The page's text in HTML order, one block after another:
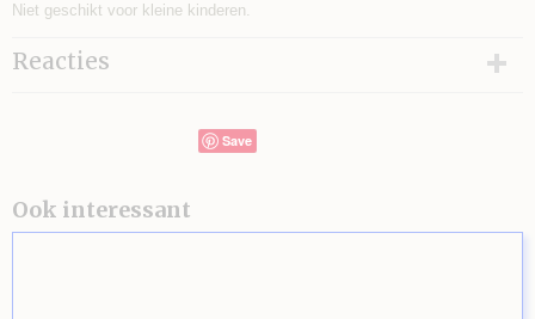
Niet geschikt voor kleine kinderen.
Reacties
Save
Ook interessant